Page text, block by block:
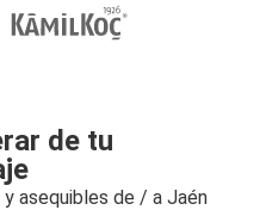
de tu
asequibles de / a Jaén